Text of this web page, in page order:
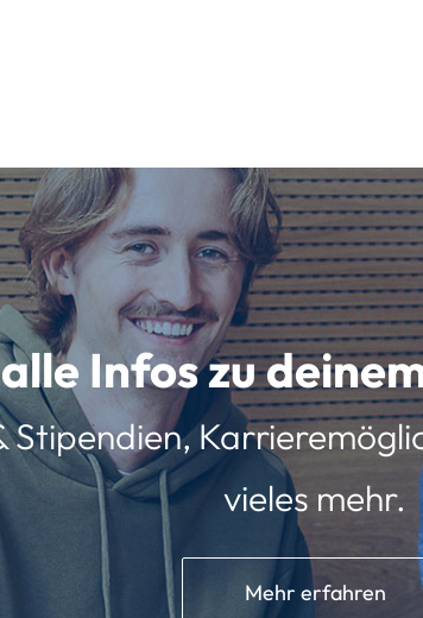
Infos zu
Stipendien,
vieles mehr.
Mehr erfahren